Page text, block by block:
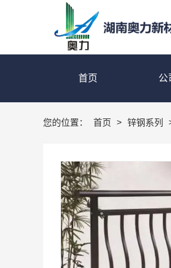
首页 公
您的位置： 首页 > 锌钢系列